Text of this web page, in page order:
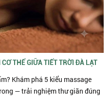
THỂ GIỮA TIẾT TRỜI ĐÀ LẠT
Khám phá 5 kiểu massage
— trải nghiệm thư giãn đúng